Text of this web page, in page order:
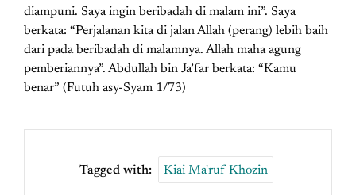
diampuni. Saya ingin beribadah di malam ini”. Saya
berkata: “Perjalanan kita di jalan Allah (perang) lebih baih
dari pada beribadah di malamnya. Allah maha agung
pemberiannya”. Abdullah bin Ja’far berkata: “Kamu
benar” (Futuh asy-Syam 1/73)
Tagged with: Kiai Ma'ruf Khozin